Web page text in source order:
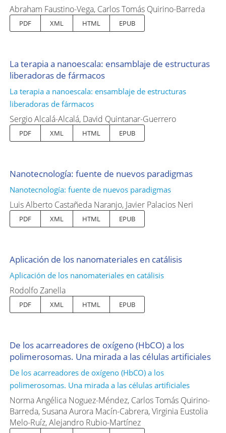
Abraham Faustino-Vega, Carlos Tomás Quirino-Barreda
PDF XML HTML EPUB
La terapia a nanoescala: ensamblaje de estructuras
liberadoras de fármacos
La terapia a nanoescala: ensamblaje de estructuras
liberadoras de fármacos
Sergio Alcalá-Alcalá, David Quintanar-Guerrero
PDF XML HTML EPUB
Nanotecnología: fuente de nuevos paradigmas
Nanotecnología: fuente de nuevos paradigmas
Luis Alberto Castañeda Naranjo, Javier Palacios Neri
PDF XML HTML EPUB
Aplicación de los nanomateriales en catálisis
Aplicación de los nanomateriales en catálisis
Rodolfo Zanella
PDF XML HTML EPUB
De los acarreadores de oxígeno (HbCO) a los
polimerosomas. Una mirada a las células artificiales
De los acarreadores de oxígeno (HbCO) a los
polimerosomas. Una mirada a las células artificiales
Norma Angélica Noguez-Méndez, Carlos Tomás Quirino-
Barreda, Susana Aurora Macín-Cabrera, Virginia Eustolia
Melo-Ruíz, Alejandro Rubio-Martínez